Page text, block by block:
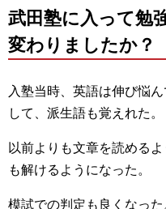
武田塾に入って勉
変わりましたか？
入塾当時、英語は伸び悩
して、派生語も覚えれた。
以前よりも文章を読める
も解けるようになった。
模試での判定も良くなった